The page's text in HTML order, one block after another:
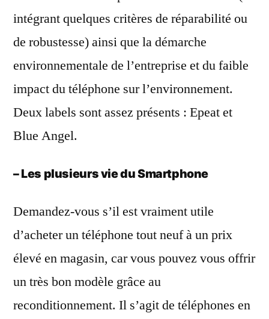
intégrant quelques critères de réparabilité ou
de robustesse) ainsi que la démarche
environnementale de l’entreprise et du faible
impact du téléphone sur l’environnement.
Deux labels sont assez présents : Epeat et
Blue Angel.
– Les plusieurs vie du Smartphone
Demandez-vous s’il est vraiment utile
d’acheter un téléphone tout neuf à un prix
élevé en magasin, car vous pouvez vous offrir
un très bon modèle grâce au
reconditionnement. Il s’agit de téléphones en